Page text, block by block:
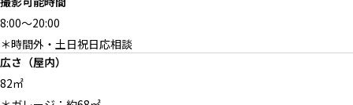
2F / 浴室
8:00～20:00
＊時間外・土日祝日応相談
広さ（屋内）
82㎡